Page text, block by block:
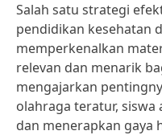
Salah satu strategi
pendidikan kesehatan
memperkenalkan
relevan dan menarik
mengajarkan
olahraga teratur,
dan menerapkan gaya